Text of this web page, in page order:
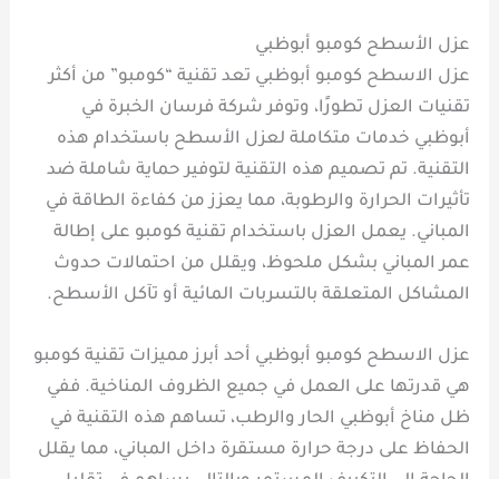
عزل الأسطح كومبو أبوظبي
عزل الاسطح كومبو أبوظبي تعد تقنية “كومبو” من أكثر
تقنيات العزل تطورًا، وتوفر شركة فرسان الخبرة في
أبوظبي خدمات متكاملة لعزل الأسطح باستخدام هذه
التقنية. تم تصميم هذه التقنية لتوفير حماية شاملة ضد
تأثيرات الحرارة والرطوبة، مما يعزز من كفاءة الطاقة في
المباني. يعمل العزل باستخدام تقنية كومبو على إطالة
عمر المباني بشكل ملحوظ، ويقلل من احتمالات حدوث
المشاكل المتعلقة بالتسربات المائية أو تآكل الأسطح.
عزل الاسطح كومبو أبوظبي أحد أبرز مميزات تقنية كومبو
هي قدرتها على العمل في جميع الظروف المناخية. ففي
ظل مناخ أبوظبي الحار والرطب، تساهم هذه التقنية في
الحفاظ على درجة حرارة مستقرة داخل المباني، مما يقلل